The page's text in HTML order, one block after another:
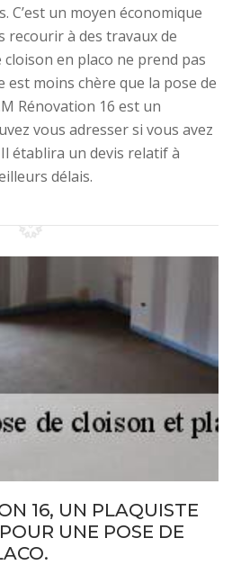
C’est un moyen économique
recourir à des travaux de
cloison en placo ne prend pas
est moins chère que la pose de
Rénovation 16 est un
vous adresser si vous avez
établira un devis relatif à
délais.
16, UN PLAQUISTE
UNE POSE DE